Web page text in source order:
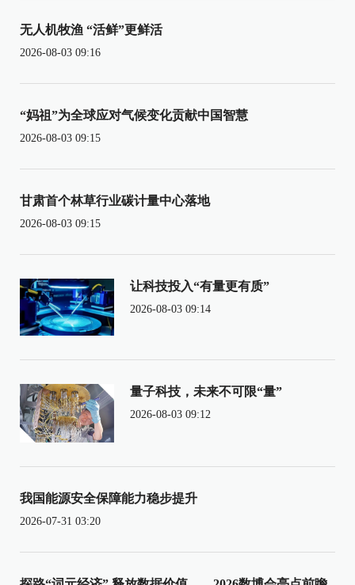
无人机牧渔 “活鲜”更鲜活
2026-08-03 09:16
“妈祖”为全球应对气候变化贡献中国智慧
2026-08-03 09:15
甘肃首个林草行业碳计量中心落地
2026-08-03 09:15
让科技投入“有量更有质”
2026-08-03 09:14
量子科技，未来不可限“量”
2026-08-03 09:12
我国能源安全保障能力稳步提升
2026-07-31 03:20